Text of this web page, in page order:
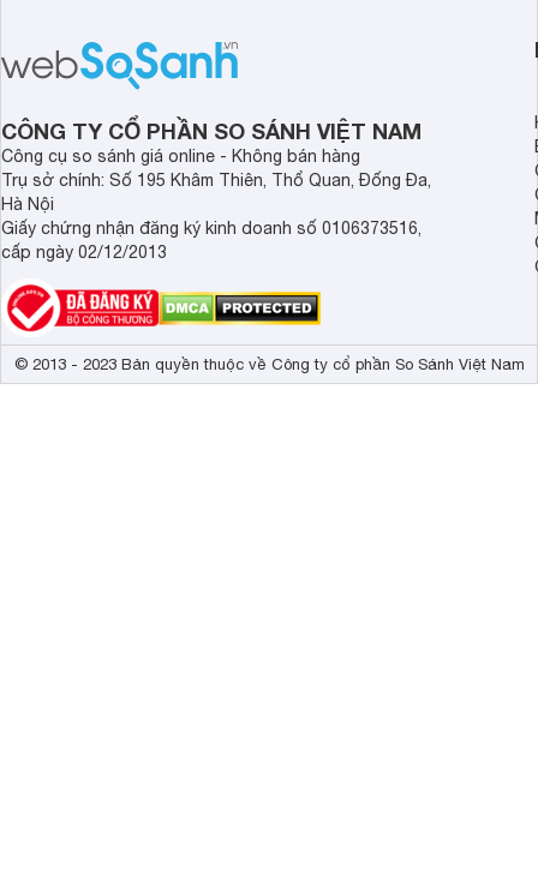
huy thế mạnh từ thế hệ tiền nhiệm với
thiết kế thời thượng cùng nhiều tính
khúc cao cấp. Hiện
được nhiều đại lý
thêm một lựa chọn
người dùng Việt.
CÔNG TY CỔ PHẦN SO SÁNH VIỆT NAM
Công cụ so sánh giá online - Không bán hàng
Trụ sở chính: Số 195 Khâm Thiên, Thổ Quan, Đống Đa,
Hà Nội
Giấy chứng nhận đăng ký kinh doanh số 0106373516,
cấp ngày 02/12/2013
© 2013 - 2023 Bản quyền thuộc về Công ty cổ phần So Sánh Việt Nam